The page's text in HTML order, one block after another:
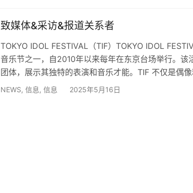
致媒体&采访&报道关系者
TOKYO IDOL FESTIVAL（TIF）TOKYO IDOL
音乐节之一，自2010年以来每年在东京台场举行。该
团体，展示其独特的表演和音乐才能。TIF 不仅是偶
界展示偶像文化其鲜明特色的窗口。 在为期三天的活
NEWS, 信息, 信息 2025年5月16日